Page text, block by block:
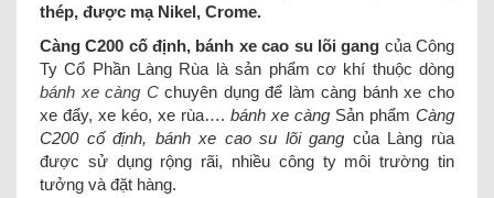
thép, được mạ Nikel, Crome.
Càng C200 cố định, bánh xe cao su lõi gang của Công
Ty Cổ Phần Làng Rùa là sản phẩm cơ khí thuộc dòng
bánh xe càng Cchuyên dụng để làm càng bánh xe cho
xe đẩy, xe kéo, xe rùa…. bánh xe càng Sản phẩm Càng
C200 cố định, bánh xe cao su lõi gang của Làng rùa
được sử dụng rộng rãi, nhiều công ty môi trường tin
tưởng và đặt hàng.